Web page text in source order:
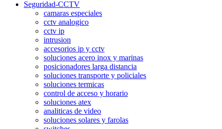
Seguridad-CCTV
camaras especiales
cctv analogico
cctv ip
intrusion
accesorios ip y cctv
soluciones acero inox y marinas
posicionadores larga distancia
soluciones transporte y policiales
soluciones termicas
control de acceso y horario
soluciones atex
analiticas de video
soluciones solares y farolas